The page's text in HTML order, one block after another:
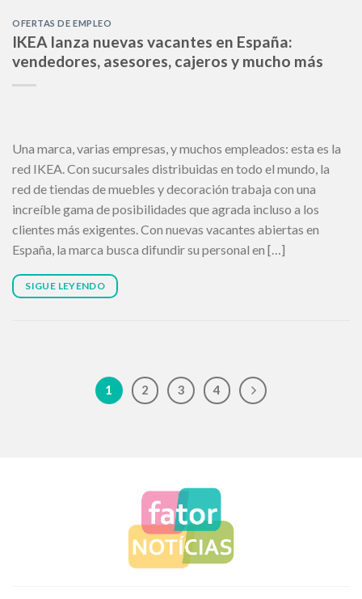
OFERTAS DE EMPLEO
IKEA lanza nuevas vacantes en España:
vendedores, asesores, cajeros y mucho más
Una marca, varias empresas, y muchos empleados: esta es la
red IKEA. Con sucursales distribuidas en todo el mundo, la
red de tiendas de muebles y decoración trabaja con una
increíble gama de posibilidades que agrada incluso a los
clientes más exigentes. Con nuevas vacantes abiertas en
España, la marca busca difundir su personal en […]
SIGUE LEYENDO
1 2 3 4